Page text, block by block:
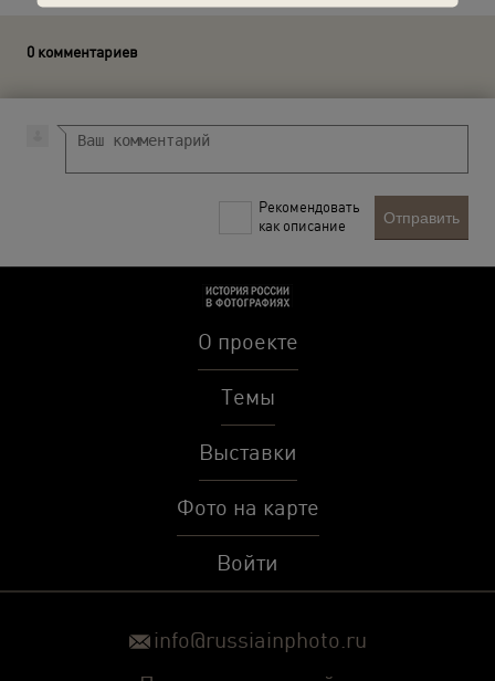
0 комментариев
Рекомендовать
как описание
Отправить
О проекте
Темы
Выставки
Фото на карте
Войти
info@russiainphoto.ru